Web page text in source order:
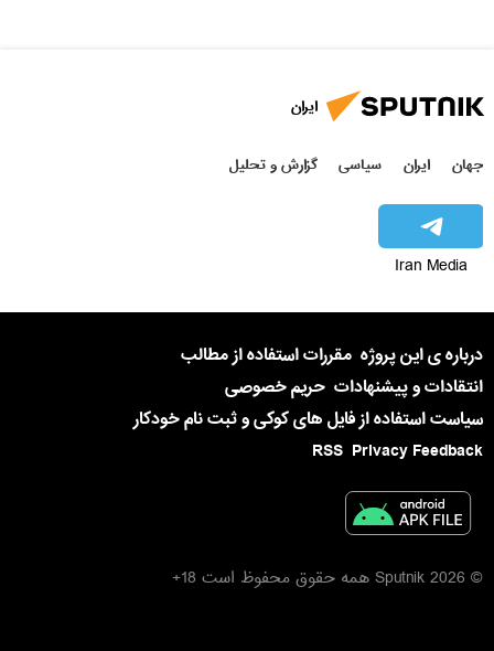
ایران
جهان ایران سیاسی گزارش و تحلیل
Iran Media
درباره ی این پروژه مقررات استفاده از مطالب
انتقادات و پیشنهادات حریم خصوصی
سیاست استفاده از فایل های کوکی و ثبت نام خودکار
Privacy Feedback
RSS
© 2026 Sputnik همه حقوق محفوظ است 18+